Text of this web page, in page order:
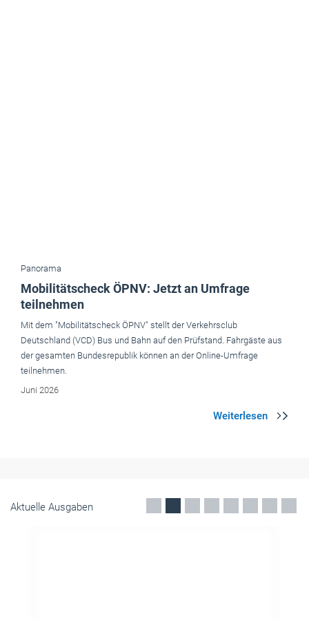
Panorama
Mobilitätscheck ÖPNV: Jetzt an Umfrage
teilnehmen
Mit dem "Mobilitätscheck ÖPNV" stellt der Verkehrsclub
Deutschland (VCD) Bus und Bahn auf den Prüfstand. Fahrgäste aus
der gesamten Bundesrepublik können an der Online-Umfrage
teilnehmen.
Juni 2026
Aktuelle Ausgaben